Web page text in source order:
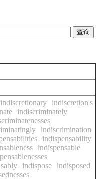
indiscretionary
indiscretion's
indiscriminately
indiscrimination
indispensability
indispensable
indispose
indisposed